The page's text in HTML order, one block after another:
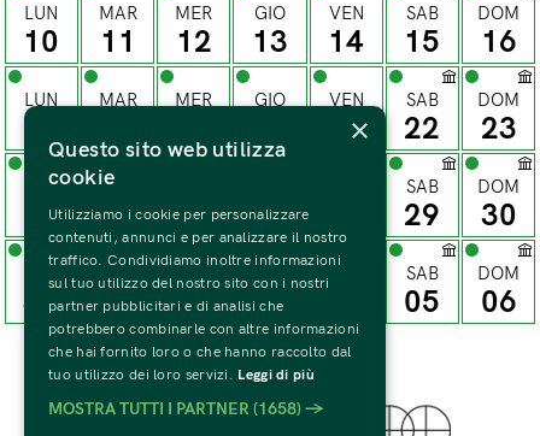
LUN
10
MAR
11
MER
12
GIO
13
VEN
14
SAB
15
DOM
16
LUN
17
MAR MER GIO VEN
21
SAB
22
DOM
23
LUN
24
MAR
25 26 27
SAB
29
DOM
30
31
MAR
01
MER
02
GIO
03
SAB
05
DOM
06
×
Questo sito web utilizza
cookie
Utilizziamo i cookie per personalizzare
contenuti, annunci e per analizzare il nostro
traffico. Condividiamo inoltre informazioni
sul tuo utilizzo del nostro sito con i nostri
partner pubblicitari e di analisi che
potrebbero combinarle con altre informazioni
che hai fornito loro o che hanno raccolto dal
tuo utilizzo dei loro servizi. Leggi di più
MOSTRA TUTTI I PARTNER (1658) →